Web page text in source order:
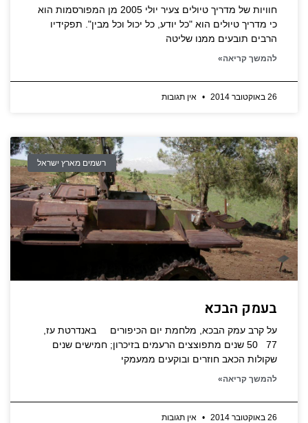
חוויות של מדריך טיולים צעיר יולי 2005 מן המפורסמות הוא
כי מדריך טיולים הוא "כל יודע, כל יכול וכל מבין". תפקידיו
הרבים תובעים ממנו שליטה
להמשך קריאה»
26 באוקטובר 2014 אין תגובות
רשמים מארץ ישראל
בעמק הבכא
על קרב עמק הבכא, מלחמת יום הכיפורים באנדרטת עז,
77 50 שנים מתפוצצים הרעמים בזיכרון; חמישים שנים
שקולות הכאב חוזרים ובוקעים ממעמקי
להמשך קריאה»
26 באוקטובר 2014 אין תגובות